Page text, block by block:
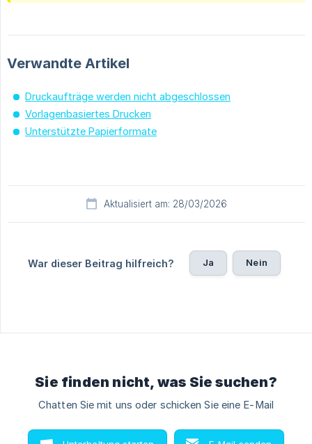
Verwandte Artikel
Druckaufträge werden nicht abgeschlossen
Vorlagenbasiertes Drucken
Unterstützte Papierformate
Aktualisiert am: 28/03/2026
War dieser Beitrag hilfreich? Ja Nein
Sie finden nicht, was Sie suchen?
Chatten Sie mit uns oder schicken Sie eine E-Mail